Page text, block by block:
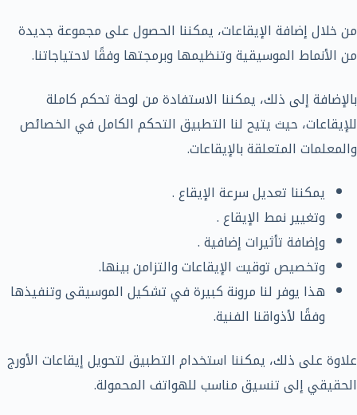
من خلال إضافة الإيقاعات، يمكننا الحصول على مجموعة جديدة
من الأنماط الموسيقية وتنظيمها وبرمجتها وفقًا لاحتياجاتنا.
بالإضافة إلى ذلك، يمكننا الاستفادة من لوحة تحكم كاملة
للإيقاعات، حيث يتيح لنا التطبيق التحكم الكامل في الخصائص
والمعلمات المتعلقة بالإيقاعات.
يمكننا تعديل سرعة الإيقاع .
وتغيير نمط الإيقاع .
وإضافة تأثيرات إضافية .
وتخصيص توقيت الإيقاعات والتزامن بينها.
هذا يوفر لنا مرونة كبيرة في تشكيل الموسيقى وتنفيذها
وفقًا لأذواقنا الفنية.
علاوة على ذلك، يمكننا استخدام التطبيق لتحويل إيقاعات الأورج
الحقيقي إلى تنسيق مناسب للهواتف المحمولة.